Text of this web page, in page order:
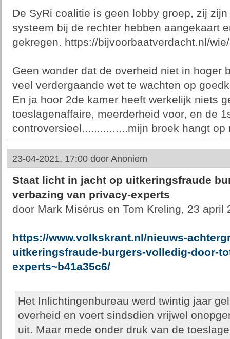
De SyRi coalitie is geen lobby groep, zij
systeem bij de rechter hebben aangekaart
gekregen. https://bijvoorbaatverdacht.nl/wie/
Geen wonder dat de overheid niet in hoger
veel verdergaande wet te wachten op
En ja hoor 2de kamer heeft werkelijk niets
toeslagenaffaire, meerderheid voor, en de
controversieel...............mijn broek hangt op
23-04-2021, 17:00 door Anoniem
Staat licht in jacht op uitkeringsfraude
verbazing van privacy-experts
door Mark Misérus en Tom Kreling, 23 april
https://www.volkskrant.nl/nieuws-
uitkeringsfraude-burgers-volledig-door-
experts~b41a35c6/
Het Inlichtingenbureau werd twintig jaar
overheid en voert sindsdien vrijwel
uit. Maar mede onder druk van de